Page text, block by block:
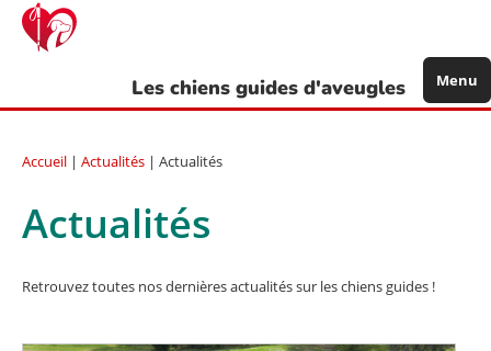
Aller
contenu
Les chiens guides d'aveugles Menu
Accueil | Actualités | Actualités
Actualités
Retrouvez toutes nos dernières actualités sur les chiens guides !